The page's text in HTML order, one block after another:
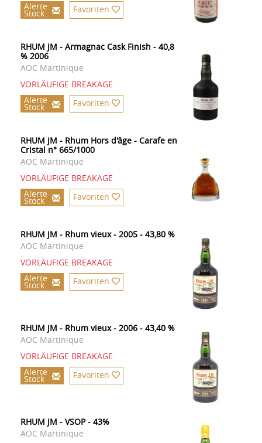
Alerte
Stock Favoriten
RHUM JM - Armagnac Cask Finish - 40,8
% 2006
AOC Martinique
VORLÄUFIGE BREAKAGE
Alerte
Stock Favoriten
RHUM JM - Rhum Hors d'âge - Carafe en
Cristal n° 665/1000
AOC Martinique
VORLÄUFIGE BREAKAGE
Alerte
Stock Favoriten
RHUM JM - Rhum vieux - 2005 - 43,80 %
AOC Martinique
VORLÄUFIGE BREAKAGE
Alerte
Stock Favoriten
RHUM JM - Rhum vieux - 2006 - 43,40 %
AOC Martinique
VORLÄUFIGE BREAKAGE
Alerte
Stock Favoriten
RHUM JM - VSOP - 43%
AOC Martinique